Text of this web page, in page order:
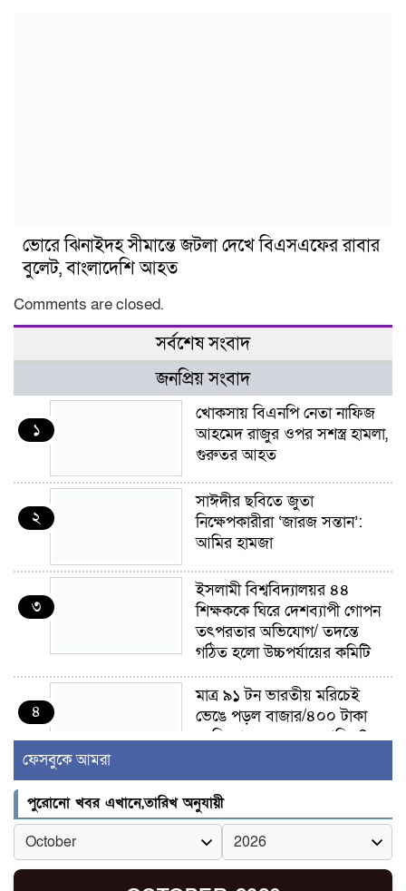
ভোরে ঝিনাইদহ সীমান্তে জটলা দেখে বিএসএফের রাবার
বুলেট, বাংলাদেশি আহত
Comments are closed.
সর্বশেষ সংবাদ
জনপ্রিয় সংবাদ
১
খোকসায় বিএনপি নেতা নাফিজ
আহমেদ রাজুর ওপর সশস্ত্র হামলা,
গুরুতর আহত
২
সাঈদীর ছবিতে জুতা
নিক্ষেপকারীরা ‘জারজ সন্তান’:
আমির হামজা
৩
ইসলামী বিশ্ববিদ্যালয়র ৪৪
শিক্ষককে ঘিরে দেশব্যাপী গোপন
তৎপরতার অভিযোগ/ তদন্তে
গঠিত হলো উচ্চপর্যায়ের কমিটি
৪
মাত্র ৯১ টন ভারতীয় মরিচেই
ভেঙে পড়ল বাজার/৪০০ টাকা
কেজি দাম কে ধরে রেখেছিল?
৫
জুলাই আন্দোলন ছিল সম্মিলিত,
লক্ষ্য হওয়া উচিত ঐক্য ও
রাষ্ট্রগঠন
ভোরে ঝিনাইদহ সীমান্তে জটলা
ফেসবুকে আমরা
পুরোনো খবর এখানে,তারিখ অনুযায়ী